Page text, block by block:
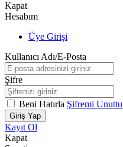
Kapat
Hesabım
Üye Girişi
Kullanıcı Adı/E-Posta
Şifre
Beni Hatırla Şifremi
Giriş Yap
Kayıt Ol
Kapat